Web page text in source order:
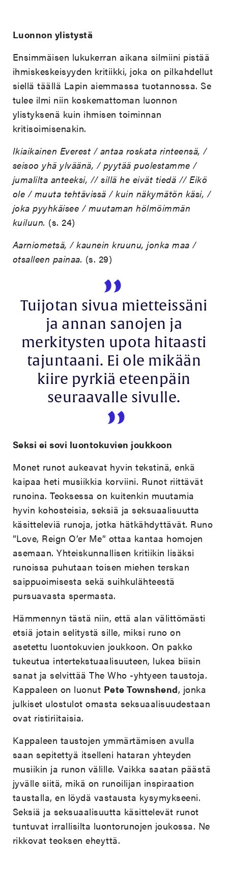
Luonnon ylistystä
Ensimmäisen lukukerran aikana silmiini pistää
ihmiskeskeisyyden kritiikki, joka on pilkahdellut
siellä täällä Lapin aiemmassa tuotannossa. Se
tulee ilmi niin koskemattoman luonnon
ylistyksenä kuin ihmisen toiminnan
kritisoimisenakin.
Ikiaikainen Everest / antaa roskata rinteensä, /
seisoo yhä ylväänä, / pyytää puolestamme /
jumalilta anteeksi, // sillä he eivät tiedä // Eikö
ole / muuta tehtävissä / kuin näkymätön käsi, /
joka pyyhkäisee / muutaman hölmöimmän
kuiluun. (s. 24)
Aarniometsä, / kaunein kruunu, jonka maa /
otsalleen painaa. (s. 29)
Tuijotan sivua mietteissäni
ja annan sanojen ja
merkitysten upota hitaasti
tajuntaani. Ei ole mikään
kiire pyrkiä eteenpäin
seuraavalle sivulle.
Seksi ei sovi luontokuvien joukkoon
Monet runot aukeavat hyvin tekstinä, enkä
kaipaa heti musiikkia korviini. Runot riittävät
runoina. Teoksessa on kuitenkin muutamia
hyvin kohosteisia, seksiä ja seksuaalisuutta
käsitteleviä runoja, jotka hätkähdyttävät. Runo
”Love, Reign O’er Me” ottaa kantaa homojen
asemaan. Yhteiskunnallisen kritiikin lisäksi
runoissa puhutaan toisen miehen terskan
saippuoimisesta sekä suihkulähteestä
pursuavasta spermasta.
Hämmennyn tästä niin, että alan välittömästi
etsiä jotain selitystä sille, miksi runo on
asetettu luontokuvien joukkoon. On pakko
tukeutua intertekstuaalisuuteen, lukea biisin
sanat ja selvittää The Who -yhtyeen taustoja.
Kappaleen on luonut Pete Townshend, jonka
julkiset ulostulot omasta seksuaalisuudestaan
ovat ristiriitaisia.
Kappaleen taustojen ymmärtämisen avulla
saan sepitettyä itselleni hataran yhteyden
musiikin ja runon välille. Vaikka saatan päästä
jyvälle siitä, mikä on runoilijan inspiraation
taustalla, en löydä vastausta kysymykseeni.
Seksiä ja seksuaalisuutta käsittelevät runot
tuntuvat irrallisilta luontorunojen joukossa. Ne
rikkovat teoksen eheyttä.